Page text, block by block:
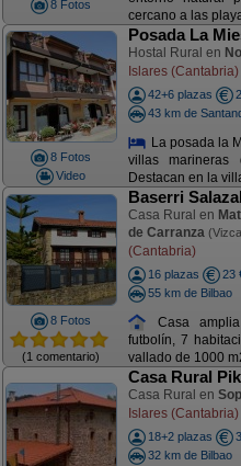
8 Fotos
cercano a las
8 Fotos
Video
Posada La
Hostal Rural en
Islares (Cantabria)
42+6 plazas
43 km de
La posada la
villas
Destacan en la
8 Fotos
(1 comentario)
Baserri
Casa Rural en
de Carranza
(Cantabria)
16 plazas
23
55 km de Bilbao
Casa
futbolín, 7
vallado de 1000
Casa Rural
Casa Rural en
Islares (Cantabria)
18+2 plazas
32 km de Bilbao